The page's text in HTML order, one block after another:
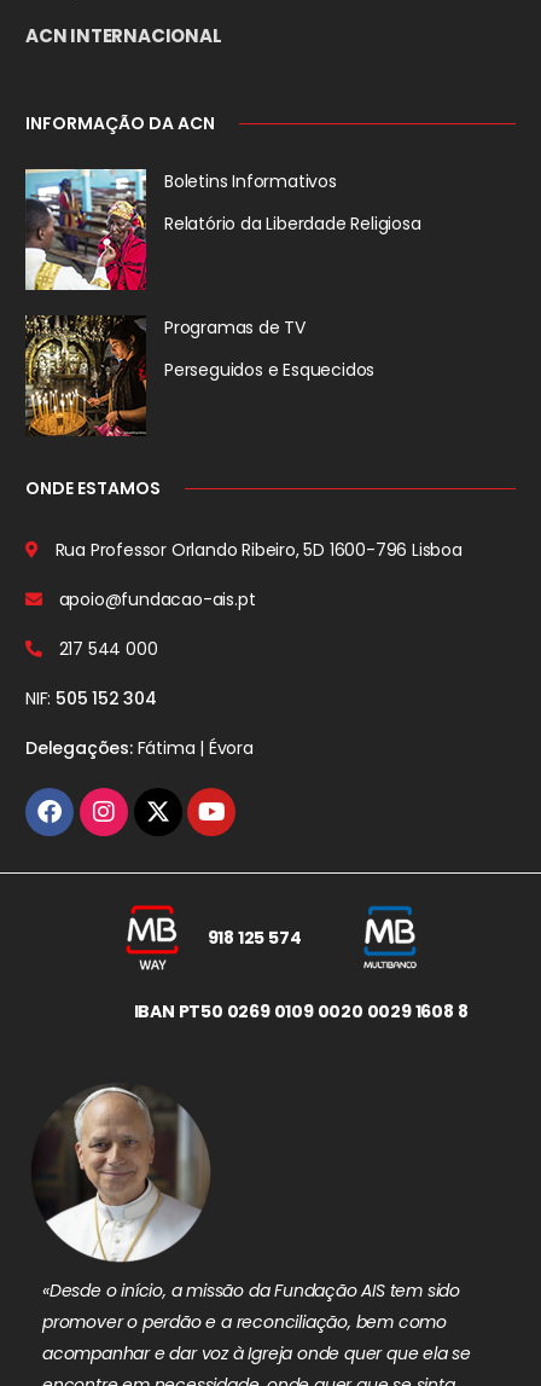
ACN INTERNACIONAL
INFORMAÇÃO DA ACN
Boletins Informativos
Relatório da Liberdade Religiosa
Programas de TV
Perseguidos e Esquecidos
ONDE ESTAMOS
Rua Professor Orlando Ribeiro, 5D 1600-796 Lisboa
apoio@fundacao-ais.pt
217 544 000
NIF: 505 152 304
Delegações:Fátima | Évora
918 125 574
IBAN PT50 0269 0109 0020 0029 1608 8
«Desde o início, a missão da Fundação AIS tem sido
promover o perdão e a reconciliação, bem como
acompanhar e dar voz à Igreja onde quer que ela se